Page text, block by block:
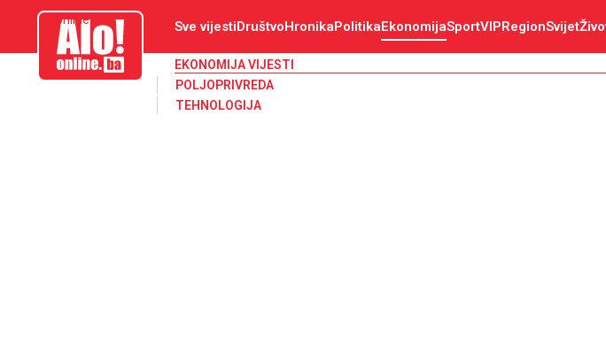
aloonline.ba Sve vijestiDruštvoHronikaPolitikaEkonomijaSportVIPRegionSvijet
EKONOMIJA VIJESTI
POLJOPRIVREDA
TEHNOLOGIJA